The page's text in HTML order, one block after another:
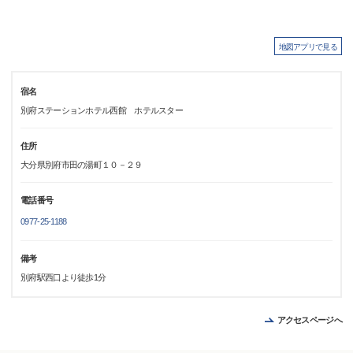
地図アプリで見る
宿名
別府ステーションホテル西館 ホテルスター
住所
大分県別府市田の湯町１０－２９
電話番号
0977-25-1188
備考
別府駅西口より徒歩1分
アクセスページへ